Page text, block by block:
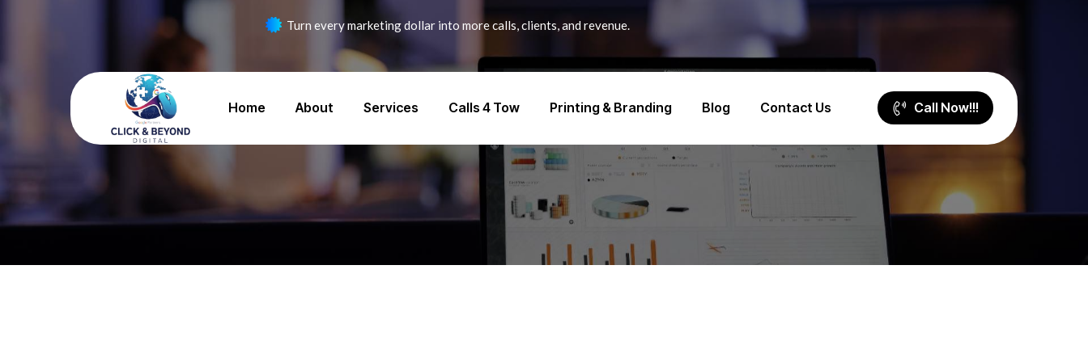
Turn every marketing dollar into more calls, clients, and revenue.
Home About Services Calls 4 Tow Printing & Branding Blog Contact Us